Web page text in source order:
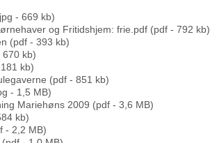
- 669 kb)
og Fritidshjem: frie.pdf (pdf - 792 kb)
(pdf - 393 kb)
kb)
kb)
(pdf - 851 kb)
- 1,5 MB)
Mariehøns 2009 (pdf - 3,6 MB)
kb)
- 2,2 MB)